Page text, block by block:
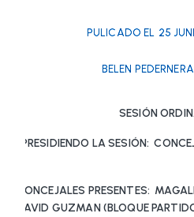
PULICADO EL 25
BELEN
SESIÓN
PRESIDIENDO LA SESIÓN:
CONCEJALES PRESENTES:
DAVID GUZMAN (BLOQUE